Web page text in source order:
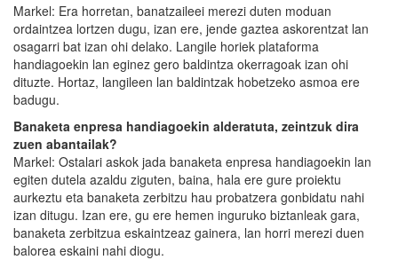
Markel: Era horretan, banatzaileei merezi duten moduan
ordaintzea lortzen dugu, izan ere, jende gaztea askorentzat lan
osagarri bat izan ohi delako. Langile horiek plataforma
handiagoekin lan eginez gero baldintza okerragoak izan ohi
dituzte. Hortaz, langileen lan baldintzak hobetzeko asmoa ere
badugu.
Banaketa enpresa handiagoekin alderatuta, zeintzuk dira
zuen abantailak?
Markel: Ostalari askok jada banaketa enpresa handiagoekin lan
egiten dutela azaldu ziguten, baina, hala ere gure proiektu
aurkeztu eta banaketa zerbitzu hau probatzera gonbidatu nahi
izan ditugu. Izan ere, gu ere hemen inguruko biztanleak gara,
banaketa zerbitzua eskaintzeaz gainera, lan horri merezi duen
balorea eskaini nahi diogu.